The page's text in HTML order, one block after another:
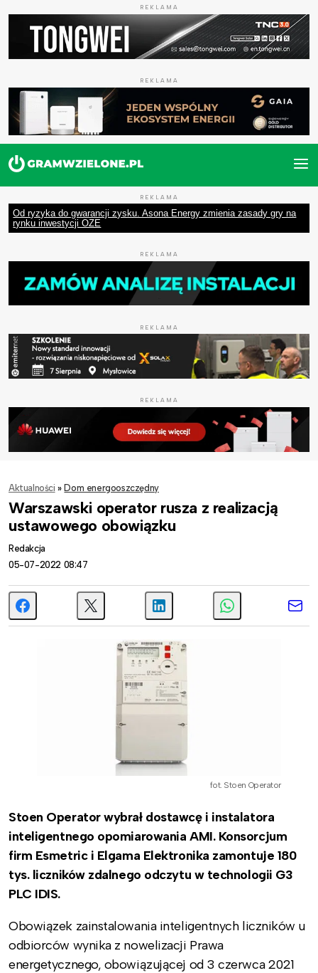
REKLAMA
REKLAMA
REKLAMA
Od ryzyka do gwarancji zysku. Asona Energy zmienia zasady gry na
rynku inwestycji OZE
REKLAMA
REKLAMA
REKLAMA
Aktualności » Dom energooszczędny
Warszawski operator rusza z realizacją
ustawowego obowiązku
Redakcja
05-07-2022 08:47
fot. Stoen Operator
Stoen Operator wybrał dostawcę i instalatora
inteligentnego opomiarowania AMI. Konsorcjum
firm Esmetric i Elgama Elektronika zamontuje 180
tys. liczników zdalnego odczytu w technologii G3
PLC IDIS.
Obowiązek zainstalowania inteligentnych liczników u
odbiorców wynika z nowelizacji Prawa
energetycznego, obowiązującej od 3 czerwca 2021